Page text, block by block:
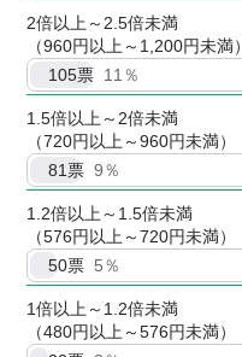
2倍以上～2.5倍未満
（960円以上～1,200円未満）
105票 11％
1.5倍以上～2倍未満
（720円以上～960円未満）
81票 9％
1.2倍以上～1.5倍未満
（576円以上～720円未満）
50票 5％
1倍以上～1.2倍未満
（480円以上～576円未満）